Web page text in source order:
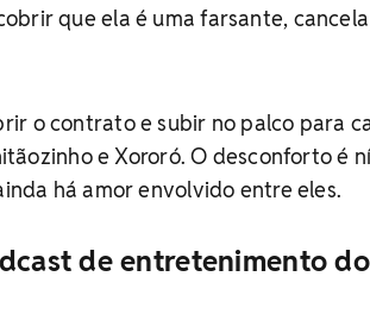
que ela é uma farsante,
o contrato e subir no palco para
e Xororó. O desconforto é
há amor envolvido entre eles.
de entretenimento do